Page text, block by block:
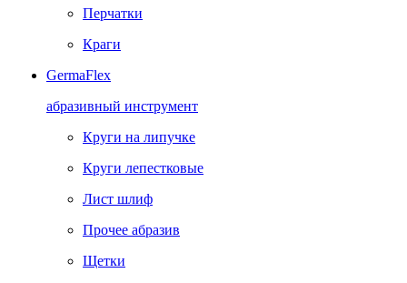
Перчатки
Краги
GermaFlex
абразивный инструмент
Круги на липучке
Круги лепестковые
Лист шлиф
Прочее абразив
Щетки